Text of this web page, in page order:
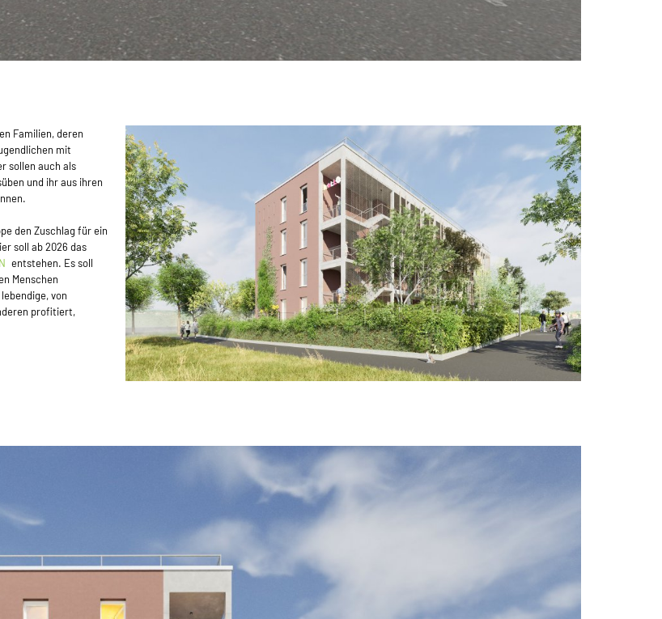
Familien, deren
mit
sollen auch als
und ihr aus ihren
den Zuschlag für ein
soll ab 2026 das
entstehen. Es soll
Menschen
von
profitiert,